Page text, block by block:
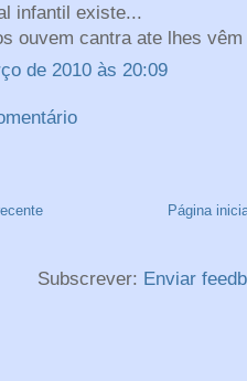
infantil existe...
ouvem cantra ate lhes
de 2010 às 20:09
Página
Subscrever: Enviar